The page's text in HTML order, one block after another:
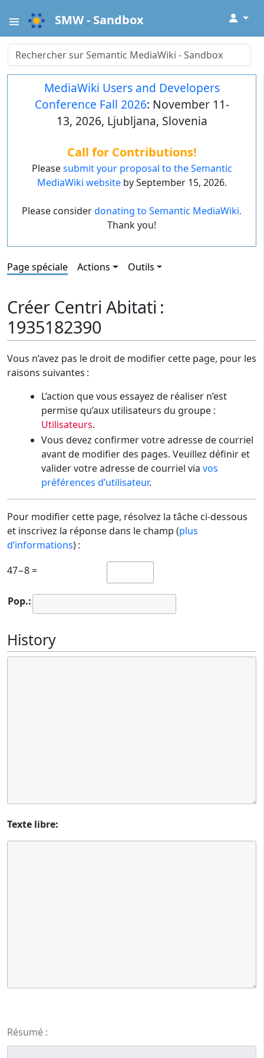
SMW - Sandbox ↓
MediaWiki Users and Developers
Conference Fall 2026: November 11-
13, 2026, Ljubljana, Slovenia
Call for Contributions!
Pleasesubmit your proposal to the Semantic
MediaWiki websiteby September 15, 2026.
Please considerdonating to Semantic MediaWiki.
Thank you!
Page spéciale Actions Outils
Créer Centri Abitati :
1935182390
Vous n’avez pas le droit de modifier cette page, pour les
raisons suivantes :
L’action que vous essayez de réaliser n’est
permise qu’aux utilisateurs du groupe :
Utilisateurs.
Vous devez confirmer votre adresse de courriel
avant de modifier des pages. Veuillez définir et
valider votre adresse de courriel via vos
préférences d’utilisateur.
Pour modifier cette page, résolvez la tâche ci-dessous
et inscrivez la réponse dans le champ (plus
d’informations) :
47−8 =
Pop.:
History
Texte libre:
Résumé :